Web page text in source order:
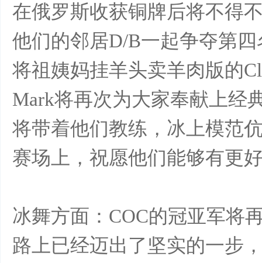
在俄罗斯收获铜牌后将不得
他们的邻居D/B一起争夺第
将祖姨妈挂羊头卖羊肉版的
Mark将再次为大家奉献上经
将带着他们教练，冰上模范
赛场上，祝愿他们能够有更
冰舞方面：COC的冠亚军将
路上已经迈出了坚实的一步